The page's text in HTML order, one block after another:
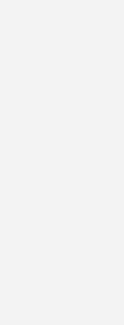
Megawatt
ans Netz
von
Carbonfreed den Prozess
sind Großanalgen und